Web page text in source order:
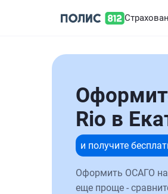
Rio в
и получите
Оформить ОСАГО на
еще проще -